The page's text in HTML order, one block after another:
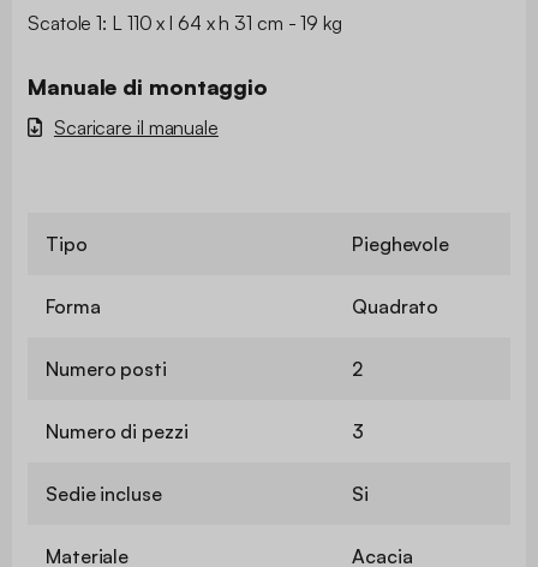
Scatole 1: L 110 x l 64 x h 31 cm - 19 kg
Manuale di montaggio
Scaricare il manuale
Tipo Pieghevole
Forma Quadrato
Numero posti 2
Numero di pezzi 3
Sedie incluse Si
Materiale Acacia